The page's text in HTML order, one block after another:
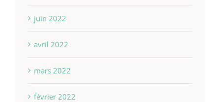
juin 2022
avril 2022
mars 2022
février 2022